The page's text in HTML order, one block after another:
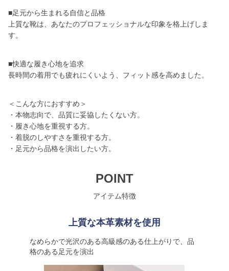
■足元から生まれる自信と品格
上質な靴は、あなたのプロフェッショナルな印象を格上げしま
す。
■快適な履き心地を追求
長時間の着用でも疲れにくいよう、フィット感を高めました。
＜こんな方におすすめ＞
・本物志向で、品質に妥協したくない方。
・履き心地を重視する方。
・着脱のしやすさを重視する方。
・足元から品格を演出したい方。
POINT
アイテム特徴
上質な本革素材を使用
なめらかで光沢のある高級感のある仕上がりで、品
格のある足元を演出